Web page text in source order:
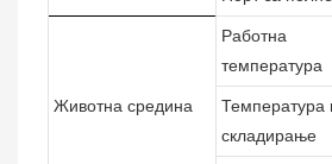
Животна средина
Работна
температура
Температура
складирање